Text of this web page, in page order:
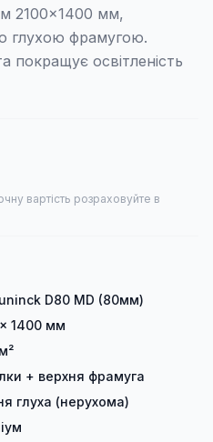
2100×1400 мм,
глухою фрамугою.
покращує освітленість
вартість розраховуйте в
D80 MD (80мм)
1400 мм
+ верхня фрамуга
глуха (нерухома)